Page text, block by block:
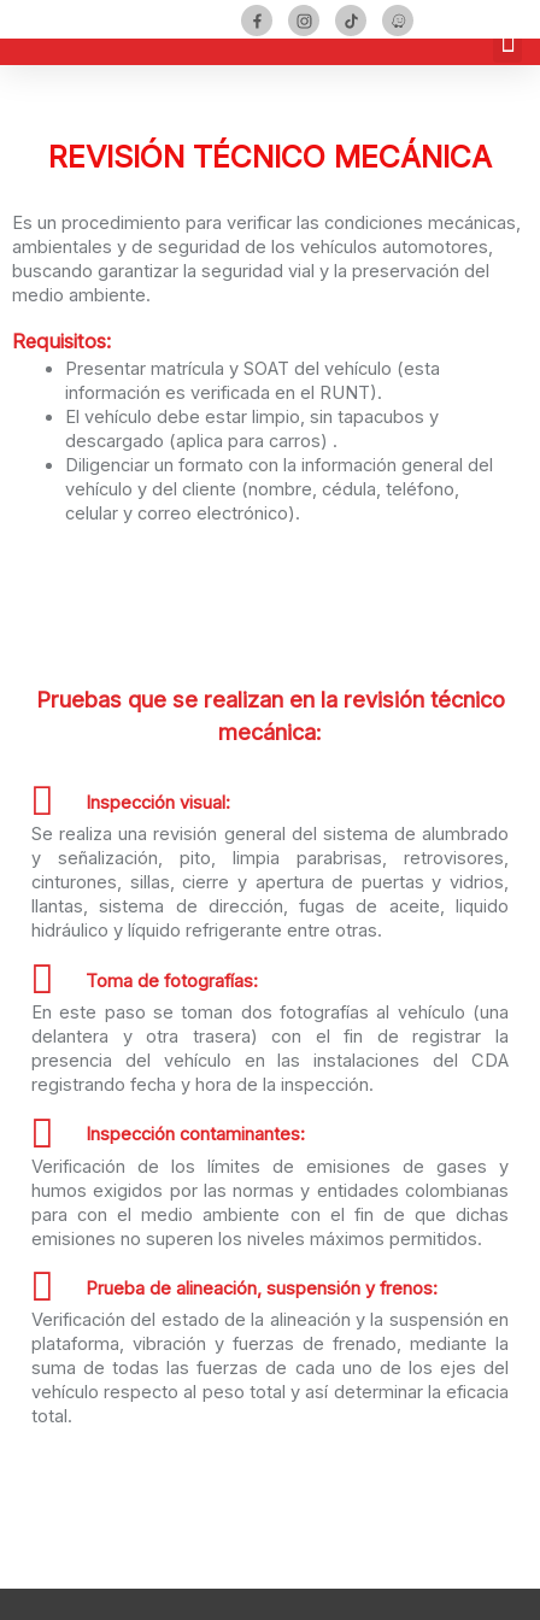
REVISIÓN TÉCNICO MECÁNICA
Es un procedimiento para verificar las condiciones mecánicas,
ambientales y de seguridad de los vehículos automotores,
buscando garantizar la seguridad vial y la preservación del
medio ambiente.
Requisitos:
Presentar matrícula y SOAT del vehículo (esta
información es verificada en el RUNT).
El vehículo debe estar limpio, sin tapacubos y
descargado (aplica para carros) .
Diligenciar un formato con la información general del
vehículo y del cliente (nombre, cédula, teléfono,
celular y correo electrónico).
Pruebas que se realizan en la revisión técnico
mecánica:
Inspección visual:
Se realiza una revisión general del sistema de alumbrado
y señalización, pito, limpia parabrisas, retrovisores,
cinturones, sillas, cierre y apertura de puertas y vidrios,
llantas, sistema de dirección, fugas de aceite, liquido
hidráulico y líquido refrigerante entre otras.
Toma de fotografías:
En este paso se toman dos fotografías al vehículo (una
delantera y otra trasera) con el fin de registrar la
presencia del vehículo en las instalaciones del CDA
registrando fecha y hora de la inspección.
Inspección contaminantes:
Verificación de los límites de emisiones de gases y
humos exigidos por las normas y entidades colombianas
para con el medio ambiente con el fin de que dichas
emisiones no superen los niveles máximos permitidos.​
Prueba de alineación, suspensión y frenos:
Verificación del estado de la alineación y la suspensión en
plataforma, vibración y fuerzas de frenado, mediante la
suma de todas las fuerzas de cada uno de los ejes del
vehículo respecto al peso total y así determinar la eficacia
total.